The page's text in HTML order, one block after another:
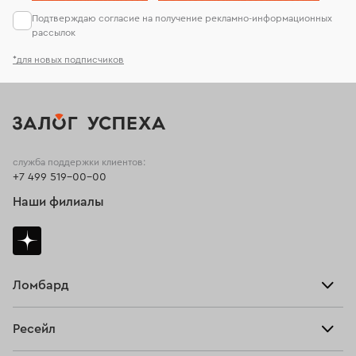
*для новых подписчиков
Подтверждаю согласие на получение рекламно-информационных
рассылок
Ломбард
Ресейл
служба поддержки клиентов:
+7 499 519-00-00
Наши филиалы